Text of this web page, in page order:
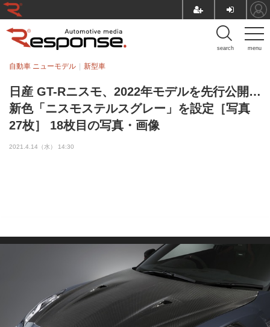
menu
search
日産 GT-Rニスモ、2022年モデルを先行公開…
新色「ニスモステルスグレー」を設定［写真
27枚］ 18枚目の写真・画像
自動車 ニューモデル 新型車
2021.4.14（水） 14:30